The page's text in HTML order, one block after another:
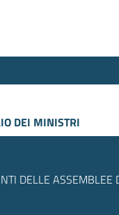
DEI MINISTRI
DELLE ASSEMBLEE